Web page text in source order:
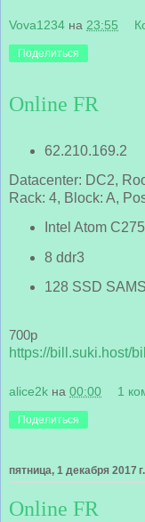
Vova1234 на 23:55
Поделиться
Online FR
62.210.169.2
Datacenter: DC2,
Rack: 4, Block: A,
Intel Atom
8 ddr3
128 SSD
700р
https://bill.suki.host/
alice2k на 00:00 1
Поделиться
пятница, 1 декабря 2017 г.
Online FR